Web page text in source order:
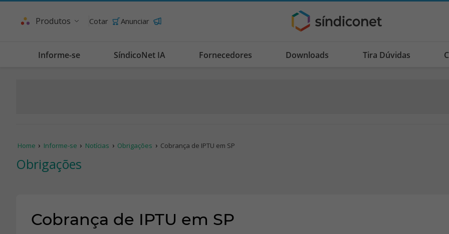
Produtos Cotar Anunciar
Informe-se SíndicoNet IA Fornecedores Downloads Tira Dúvidas
Home Informe-se Notícias Obrigações Cobrança de IPTU em SP
Obrigações
Cobrança de IPTU em SP